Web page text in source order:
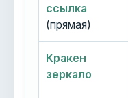
ссылка
(прямая)
Кракен
зеркало